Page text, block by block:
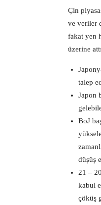
Çin
ve veriler
fakat yen
üzerine
talep
Japon
BoJ
düşüş
21 –
kabul
çöküş